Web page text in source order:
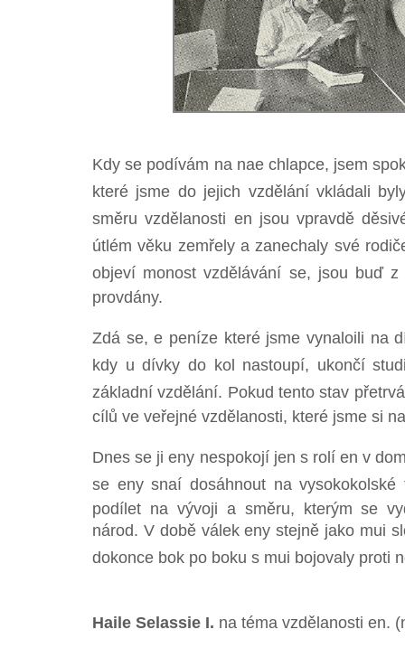
Kdy se podívám na nae chlapce, jsem
které jsme do jejich vzdělání vkládali
směru vzdělanosti en jsou vpravdě
útlém věku zemřely a zanechaly své
objeví monost vzdělávání se, jsou buď
provdány.
Zdá se, e peníze které jsme vynaloili na
kdy u dívky do kol nastoupí, ukončí
základní vzdělání. Pokud tento stav
cílů ve veřejné vzdělanosti, které jsme si
Dnes se ji eny nespokojí jen s rolí en v
se eny snaí dosáhnout na
podílet na vývoji a směru, kterým se
národ. V době válek eny stejně jako mui
dokonce bok po boku s mui bojovaly proti
Haile Selassie I. na téma vzdělanosti en.